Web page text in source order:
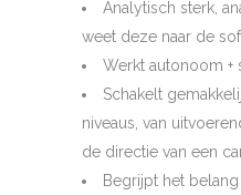
Analytisch sterk,
weet deze naar de
Werkt autonoom +
Schakelt
niveaus, van
de directie van een
Begrijpt het